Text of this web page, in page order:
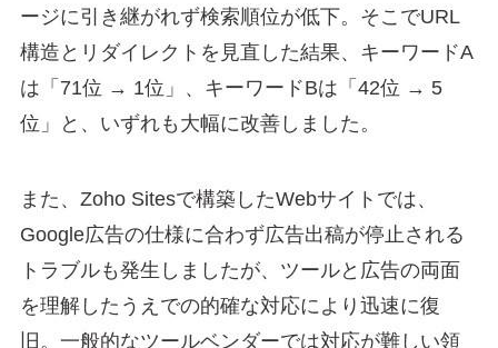
ージに引き継がれず検索順位が低下。そこでURL
構造とリダイレクトを見直した結果、キーワードA
は「71位 → 1位」、キーワードBは「42位 → 5
位」と、いずれも大幅に改善しました。
また、Zoho Sitesで構築したWebサイトでは、
Google広告の仕様に合わず広告出稿が停止される
トラブルも発生しましたが、ツールと広告の両面
を理解したうえでの的確な対応により迅速に復
旧。一般的なツールベンダーでは対応が難しい領